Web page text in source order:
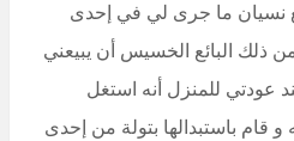
نسيان ما جرى لي في إحدى
ذلك البائع الخسيس أن يبيعني
عودتي للمنزل أنه استغل
قام باستبدالها بتولة من إحدى